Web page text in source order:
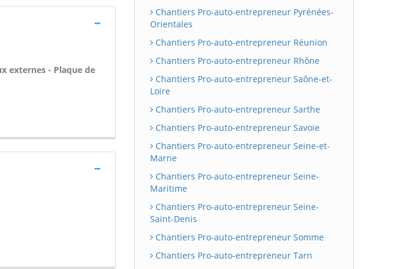
externes - Plaque de
Chantiers Pro-auto-entrepreneur Pyrénées-
Orientales
Chantiers Pro-auto-entrepreneur Réunion
Chantiers Pro-auto-entrepreneur Rhône
Chantiers Pro-auto-entrepreneur Saône-et-
Loire
Chantiers Pro-auto-entrepreneur Sarthe
Chantiers Pro-auto-entrepreneur Savoie
Chantiers Pro-auto-entrepreneur Seine-et-
Marne
Chantiers Pro-auto-entrepreneur Seine-
Maritime
Chantiers Pro-auto-entrepreneur Seine-
Saint-Denis
Chantiers Pro-auto-entrepreneur Somme
Chantiers Pro-auto-entrepreneur Tarn